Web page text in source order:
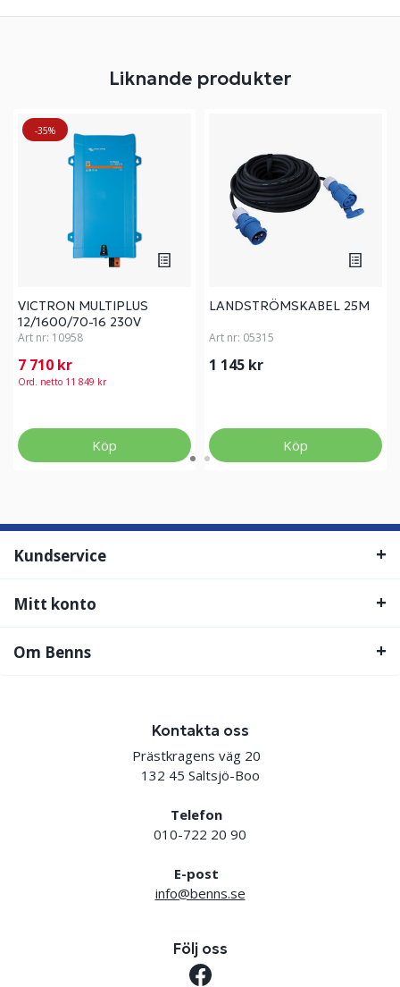
Liknande produkter
-35%
VICTRON MULTIPLUS
12/1600/70-16 230V
Art nr: 10958
7 710 kr
Ord. netto 11 849 kr
Köp
LANDSTRÖMSKABEL 25M
Art nr: 05315
1 145 kr
Köp
Kundservice
Mitt konto
Om Benns
Kontakta oss
Prästkragens väg 20
132 45 Saltsjö-Boo
Telefon
010-722 20 90
E-post
info@benns.se
Följ oss